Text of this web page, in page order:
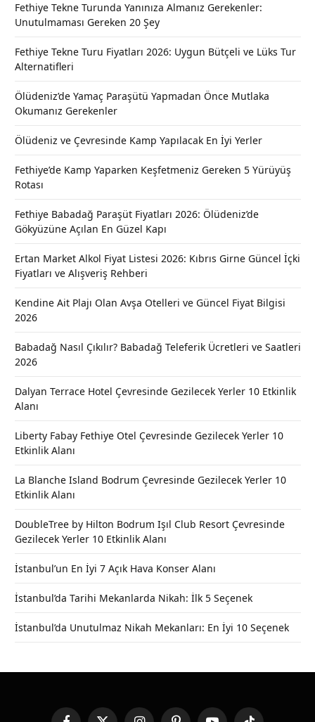
Fethiye Tekne Turunda Yanınıza Almanız Gerekenler:
Unutulmaması Gereken 20 Şey
Fethiye Tekne Turu Fiyatları 2026: Uygun Bütçeli ve Lüks Tur
Alternatifleri
Ölüdeniz’de Yamaç Paraşütü Yapmadan Önce Mutlaka
Okumanız Gerekenler
Ölüdeniz ve Çevresinde Kamp Yapılacak En İyi Yerler
Fethiye’de Kamp Yaparken Keşfetmeniz Gereken 5 Yürüyüş
Rotası
Fethiye Babadağ Paraşüt Fiyatları 2026: Ölüdeniz’de
Gökyüzüne Açılan En Güzel Kapı
Ertan Market Alkol Fiyat Listesi 2026: Kıbrıs Girne Güncel İçki
Fiyatları ve Alışveriş Rehberi
Kendine Ait Plajı Olan Avşa Otelleri ve Güncel Fiyat Bilgisi
2026
Babadağ Nasıl Çıkılır? Babadağ Teleferik Ücretleri ve Saatleri
2026
Dalyan Terrace Hotel Çevresinde Gezilecek Yerler 10 Etkinlik
Alanı
Liberty Fabay Fethiye Otel Çevresinde Gezilecek Yerler 10
Etkinlik Alanı
La Blanche Island Bodrum Çevresinde Gezilecek Yerler 10
Etkinlik Alanı
DoubleTree by Hilton Bodrum Işıl Club Resort Çevresinde
Gezilecek Yerler 10 Etkinlik Alanı
İstanbul’un En İyi 7 Açık Hava Konser Alanı
İstanbul’da Tarihi Mekanlarda Nikah: İlk 5 Seçenek
İstanbul’da Unutulmaz Nikah Mekanları: En İyi 10 Seçenek